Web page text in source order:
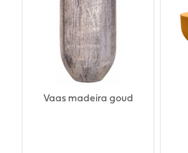
Vaas madeira goud